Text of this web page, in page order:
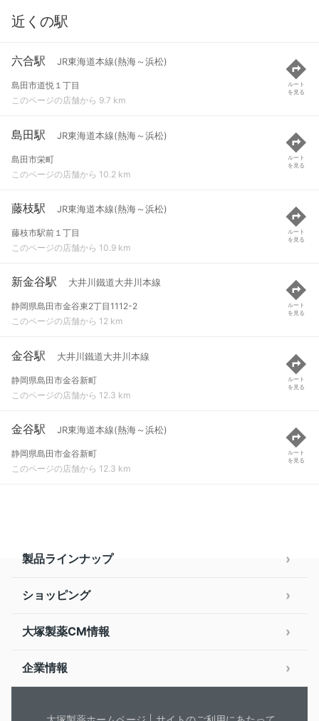
近くの駅
六合駅 JR東海道本線(熱海～浜松)
島田市道悦１丁目
このページの店舗から 9.7 km
ルート
を見る
島田駅 JR東海道本線(熱海～浜松)
島田市栄町
このページの店舗から 10.2 km
ルート
を見る
藤枝駅 JR東海道本線(熱海～浜松)
藤枝市駅前１丁目
このページの店舗から 10.9 km
ルート
を見る
新金谷駅 大井川鐵道大井川本線
静岡県島田市金谷東2丁目1112-2
このページの店舗から 12 km
ルート
を見る
金谷駅 大井川鐵道大井川本線
静岡県島田市金谷新町
このページの店舗から 12.3 km
ルート
を見る
金谷駅 JR東海道本線(熱海～浜松)
静岡県島田市金谷新町
このページの店舗から 12.3 km
ルート
を見る
製品ラインナップ
ショッピング
大塚製薬CM情報
企業情報